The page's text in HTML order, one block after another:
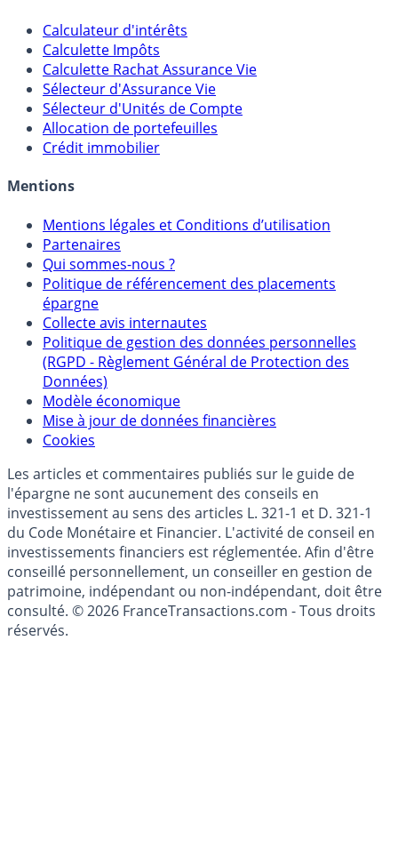
Outils
Calculateur d'intérêts
Calculette Impôts
Calculette Rachat Assurance Vie
Sélecteur d'Assurance Vie
Sélecteur d'Unités de Compte
Crédit immobilier
Mentions
Mentions légales et Conditions d’utilisation
Partenaires
Qui sommes-nous ?
Politique de référencement des placements
épargne
Collecte avis internautes
Politique de gestion des données personnelles
(RGPD - Règlement Général de Protection des
Données)
Modèle économique
Cookies
Les articles et commentaires publiés sur le guide de
l'épargne ne sont aucunement des conseils en
investissement au sens des articles L. 321-1 et D. 321-1
du Code Monétaire et Financier. L'activité de conseil en
investissements financiers est réglementée. Afin d'être
conseillé personnellement, un conseiller en gestion de
patrimoine, indépendant ou non-indépendant, doit être